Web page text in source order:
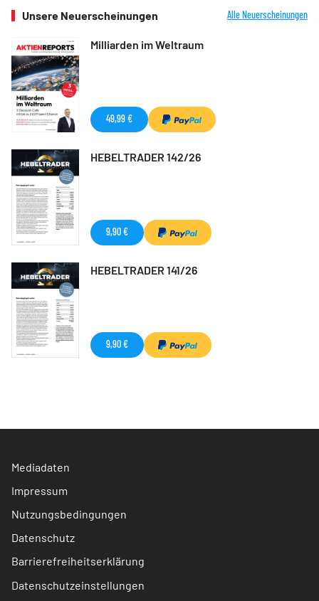
Unsere Neuerscheinungen Alle Neuerscheinungen
Milliarden im Weltraum
49,99 €
HEBELTRADER 142/26
9,90 €
HEBELTRADER 141/26
9,90 €
Mediadaten
Impressum
Nutzungsbedingungen
Datenschutz
Barrierefreiheitserklärung
Datenschutzeinstellungen